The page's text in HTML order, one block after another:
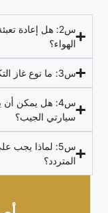
س2: هل إعادة
الهواء؟
س3: ما نوع غاز التكييف المستخدم في سيارات الجيب؟
س4: هل يمكن
سيارتي الجيب؟
س5: لماذا يجب
المتردد؟